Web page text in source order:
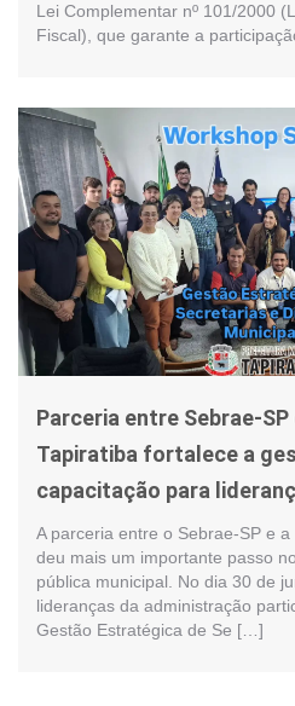
Lei Complementar nº 101/2000
Fiscal), que garante a
Parceria entre Sebrae-
Tapiratiba fortalece a
capacitação para
A parceria entre o Sebrae-SP e
deu mais um importante passo
pública municipal. No dia 30 de
lideranças da administração
Gestão Estratégica de Se […]